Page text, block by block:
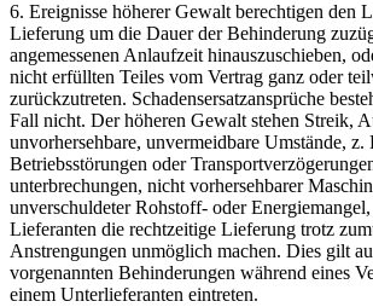
6. Ereignisse höherer Gewalt berechtigen den
Lieferung um die Dauer der Behinderung
angemessenen Anlaufzeit hinauszuschieben,
nicht erfüllten Teiles vom Vertrag ganz oder
zurückzutreten. Schadensersatzansprüche
Fall nicht. Der höheren Gewalt stehen Streik,
unvorhersehbare, unvermeidbare Umstände, z.
Betriebsstörungen oder
unterbrechungen, nicht vorhersehbarer
unverschuldeter Rohstoff- oder
Lieferanten die rechtzeitige Lieferung trotz
Anstrengungen unmöglich machen. Dies gilt
vorgenannten Behinderungen während eines
einem Unterlieferanten eintreten.